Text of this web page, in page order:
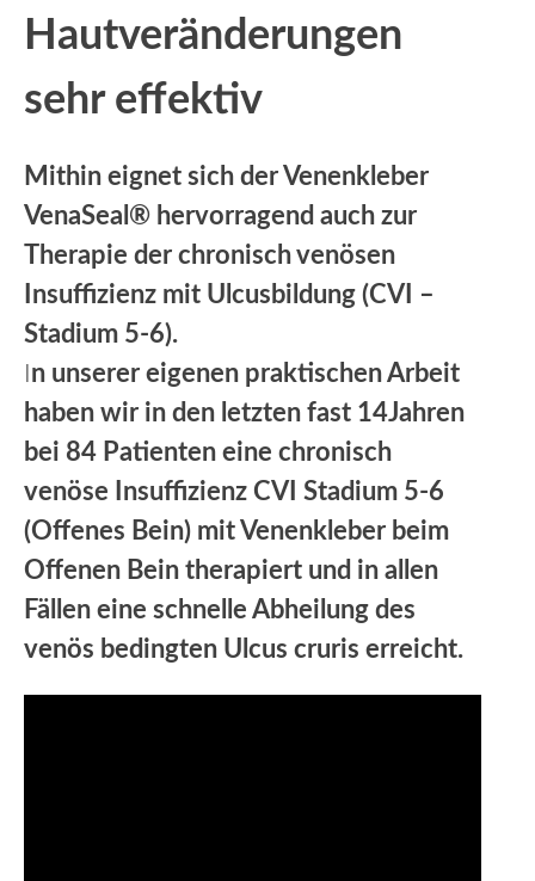
Hautveränderungen
sehr effektiv
Mithin eignet sich der Venenkleber
VenaSeal® hervorragend auch zur
Therapie der chronisch venösen
Insuffizienz mit Ulcusbildung (CVI –
Stadium 5-6).
In unserer eigenen praktischen Arbeit
haben wir in den letzten fast 14Jahren
bei 84 Patienten eine chronisch
venöse Insuffizienz CVI Stadium 5-6
(Offenes Bein) mit Venenkleber beim
Offenen Bein therapiert und in allen
Fällen eine schnelle Abheilung des
venös bedingten Ulcus cruris erreicht.